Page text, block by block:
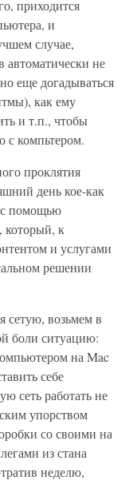
приходится
и
случае,
автоматически не
еще догадываться
как ему
и т.п., чтобы
с компьтером.
проклятия
день кое-как
с помощью
который, к
и услугами
решении
сетую, возьмем в
боли ситуацию:
на Mac
себе
сеть работать не
упорством
со своими на
из стана
неделю,